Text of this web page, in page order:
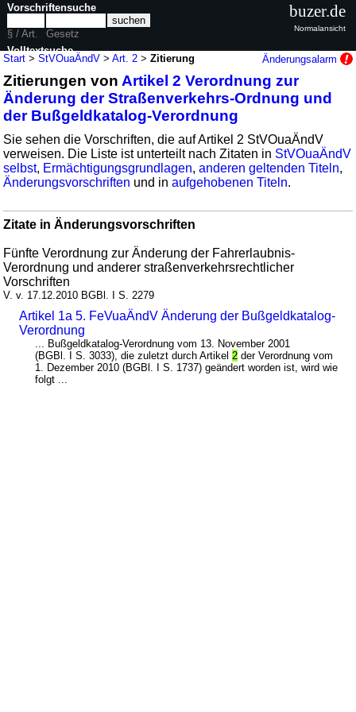
Start >StVOuaÄndV >Art. 2 >Zitierung Änderungsalarm
Zitierungen von Artikel 2 Verordnung zur
Änderung der Straßenverkehrs-Ordnung und
der Bußgeldkatalog-Verordnung
Sie sehen die Vorschriften, die auf Artikel 2 StVOuaÄndV
verweisen. Die Liste ist unterteilt nach Zitaten in StVOuaÄndV
selbst, Ermächtigungsgrundlagen,anderen geltenden Titeln,
Änderungsvorschriften und inaufgehobenen Titeln.
Zitate in Änderungsvorschriften
Fünfte Verordnung zur Änderung der Fahrerlaubnis-
Verordnung und anderer straßenverkehrsrechtlicher
Vorschriften
V. v. 17.12.2010 BGBl. I S. 2279
Artikel 1a 5. FeVuaÄndV Änderung der Bußgeldkatalog-
Verordnung
... Bußgeldkatalog-Verordnung vom 13. November 2001
(BGBl. I S. 3033), die zuletzt durch Artikel 2 der Verordnung vom
1. Dezember 2010 (BGBl. I S. 1737) geändert worden ist, wird wie
folgt ...
Vorschriftensuche
§ / Art.
Gesetz
Volltextsuche
nur in StVOuaÄndV
buzer.de
Normalansicht